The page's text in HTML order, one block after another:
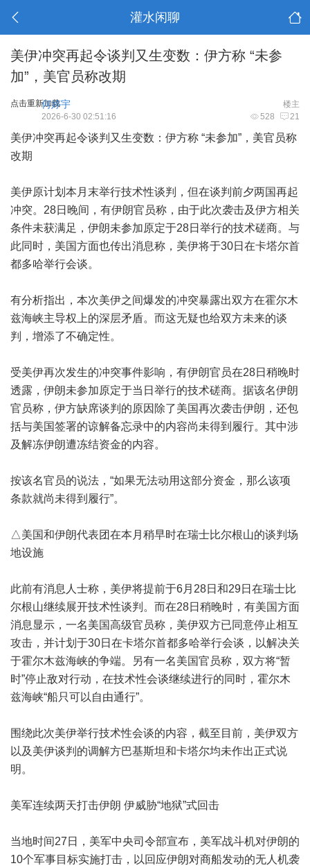
灌水闲聊
美伊冲突再起令谈判又生变数：伊方称 “未参
加”，美官员称改期
点击重新加载 楼主
何婷宇
528 21
2026-6-30 02:51:16
美伊冲突再起令谈判又生变数：伊方称 “未参加”，美官员称
改期
美伊原计划本月末举行技术性谈判，但在谈判前夕两国再起
冲突。28日晚间，有伊朗官员称，由于此次袭击及伊方相关
条件未获满足，伊朗未参加原定于28日举行的技术磋商。与
此同时，美国方面也传出消息称，美伊将于30日在卡塔尔首
都多哈举行会谈。
有分析指出，本次美伊之间爆发的冲突暴露出双方在霍尔木
兹海峡主导权上的深层矛盾。而这无疑也给双方未来的谈
判，增添了不确定性。
受美伊再次发生的冲突事件影响，有伊朗官员在28日稍晚时
透露，伊朗未参加原定于当日举行的技术磋商。据该名伊朗
官员称，伊方缺席谈判的原因除了美国再次袭击伊朗，还包
括与美国签署的谅解备忘录中的内容尚未得到履行。其中涉
及解冻伊朗遭冻结资金的内容。
按该名官员的说法，“如果无法动用这部分资金，那么该项
条款就尚未得到履行”。
△美国和伊朗代表团在本月稍早时在瑞士比尔根山的谈判场
地设施
此前有消息人士称，美伊将提前于6月28日和29日在瑞士比
尔根山继续展开技术性谈判。而在28日稍晚时，有美国方面
消息显示，一名美国高级官员称，美伊双方已同意停止相互
攻击，并计划于30日在卡塔尔首都多哈举行会谈，以解决关
于霍尔木兹海峡的争端。另有一名美国官员称，双方将“暂
时”停止敌对行动，在技术性会谈继续进行的同时，霍尔木
兹海峡“船只可以自由通行”。
围绕此次美伊举行技术性会谈的内容，截至目前，美伊双方
以及美伊谈判的调解方巴基斯坦和卡塔尔均未作出正式说
明。
美军连续两天打击伊朗 伊威胁“地狱”式回击
当地时间27日，美军中央司令部宣布，美军战斗机对伊朗的
10个军事目标实施打击，以回应伊朗对商船发动的无人机袭